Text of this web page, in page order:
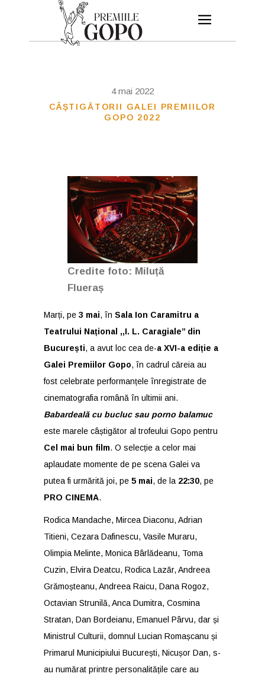
4 mai 2022
CÂȘTIGĂTORII GALEI PREMIILOR
GOPO 2022
Credite foto: Miluță
Flueraș
Marți, pe 3 mai, în Sala Ion Caramitru a
Teatrului Național ,,I. L. Caragiale’’ din
București, a avut loc cea de-a XVI-a ediție a
Galei Premiilor Gopo, în cadrul căreia au
fost celebrate performanțele înregistrate de
cinematografia română în ultimii ani.
Babardeală cu bucluc sau porno balamuc
este marele câștigător al trofeului Gopo pentru
Cel mai bun film. O selecție a celor mai
aplaudate momente de pe scena Galei va
putea fi urmărită joi, pe 5 mai, de la 22:30, pe
PRO CINEMA.
Rodica Mandache, Mircea Diaconu, Adrian
Titieni, Cezara Dafinescu, Vasile Muraru,
Olimpia Melinte, Monica Bârlădeanu, Toma
Cuzin, Elvira Deatcu, Rodica Lazăr, Andreea
Grămoșteanu, Andreea Raicu, Dana Rogoz,
Octavian Strunilă, Anca Dumitra, Cosmina
Stratan, Dan Bordeianu, Emanuel Pârvu, dar și
Ministrul Culturii, domnul Lucian Romașcanu și
Primarul Municipiului București, Nicușor Dan, s-
au numărat printre personalitățile care au